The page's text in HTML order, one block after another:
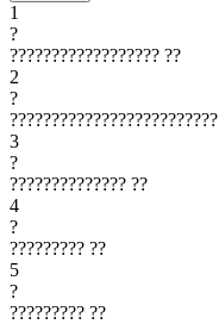
1
?
?????????????????? ??
2
?
?????????????????????????
3
?
?????????????? ??
4
?
????????? ??
5
?
????????? ??